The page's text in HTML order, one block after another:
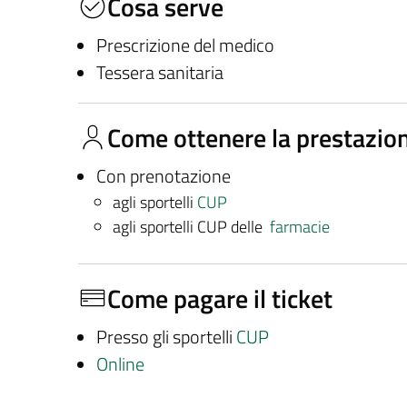
Prescrizione del medico
Tessera sanitaria
Come ottenere la
Con prenotazione
agli sportelli CUP
agli sportelli CUP delle farmacie
Come pagare il ticket
Presso gli sportelli CUP
Online